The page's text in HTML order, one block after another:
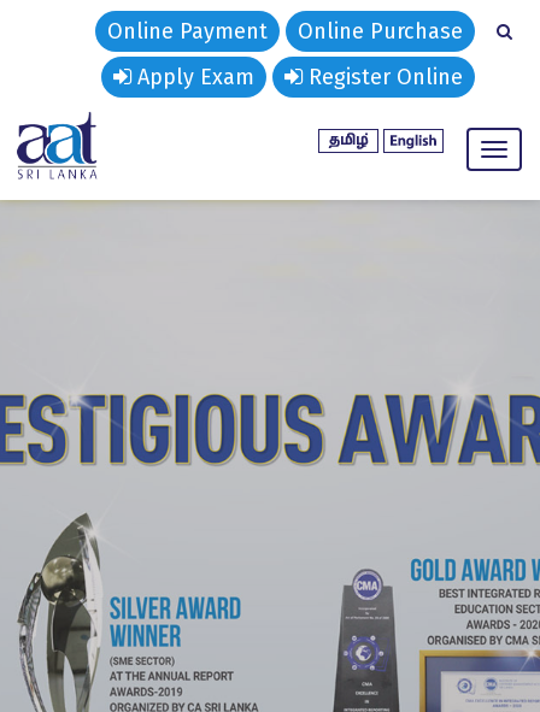
Online Purchase
Online Payment
Register Online
Apply Exam